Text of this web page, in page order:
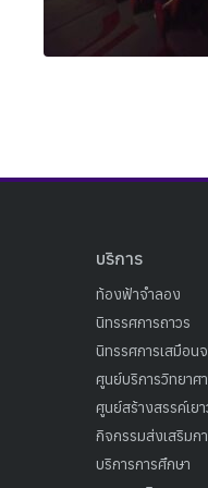
บริการ
ท้องฟ้าจำลอง
นิทรรศการถาวร
นิทรรศการเสมือน
ศูนย์บริการวิทยาศ
ศูนย์สร้างสรรค์เย
กิจกรรมส่งเสริมก
บริการการศึกษา